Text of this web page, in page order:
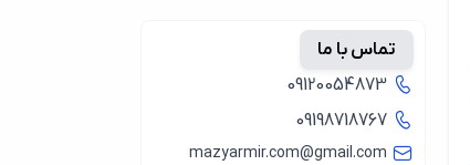
تماس با ما
09120054873
09198718767
mazyarmir.com@gmail.com